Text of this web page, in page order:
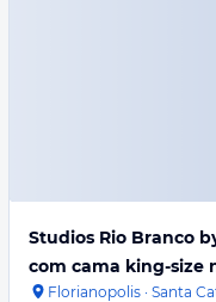
Studios Rio Branco
com cama king-size
Florianopolis · Santa